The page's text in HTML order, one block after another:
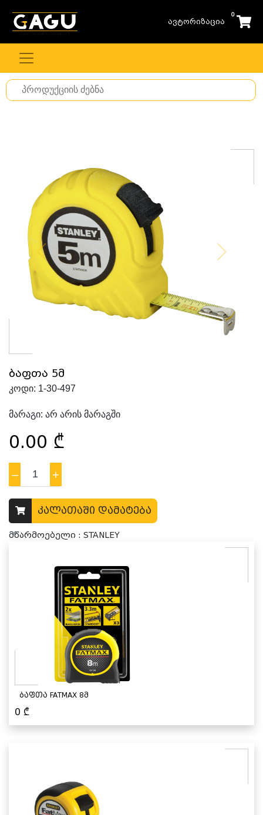
ავტორიზაცია
0
Search
for
ბაფთა 5მ
კოდი: 1-30-497
მარაგი: არ არის მარაგში
0.00 ₾
– 1 +
კალათაში დამატება
მწარმოებელი : STANLEY
ბაფთა FATMAX 8მ
0 ₾